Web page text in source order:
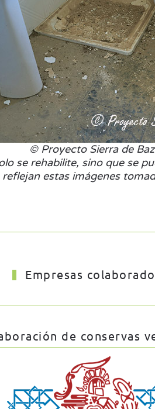
© Proyecto Sierra de
se rehabilite, sino que se
estas imágenes
Empresas
de conservas